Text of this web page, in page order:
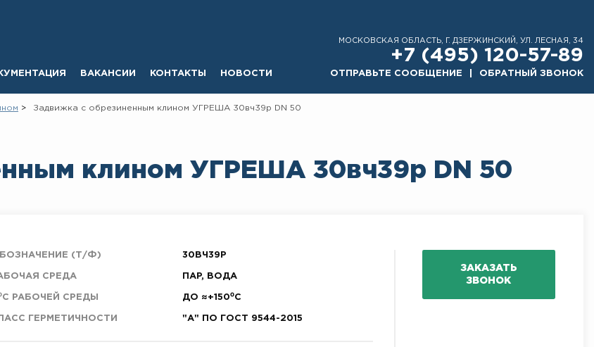
ВАКАНСИИ КОНТАКТЫ НОВОСТИ
МОСКОВСКАЯ ОБЛАСТЬ, Г. ДЗЕРЖИНСКИЙ, УЛ. ЛЕСНАЯ, 34
+7 (495) 120-57-89
ОТПРАВЬТЕ СООБЩЕНИЕ ОБРАТНЫЙ ЗВОНОК
Задвижка с обрезиненным клином УГРЕША 30вч39р DN 50
клином УГРЕША 30вч39р DN 50
(Т/Ф) 30ВЧ39Р
СРЕДА ПАР, ВОДА
РАБОЧЕЙ СРЕДЫ ДО ≈+150⁰С
ГЕРМЕТИЧНОСТИ "А" ПО ГОСТ 9544-2015
ЗАКАЗАТЬ
ЗВОНОК